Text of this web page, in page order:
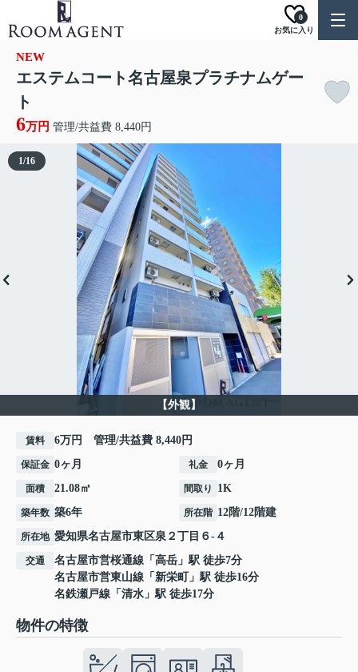
お気に入り
0
NEW
エステムコート名古屋泉プラチナムゲー
ト
6万円 管理/共益費 8,440円
【外観】
1/16
賃料 6万円 管理/共益費 8,440円
保証金 0ヶ月 礼金 0ヶ月
面積 21.08㎡ 間取り 1K
築年数 築6年 所在階 12階/12階建
所在地 愛知県名古屋市東区泉 ２丁目６-４
交通 名古屋市営桜通線 「 高岳 」駅 徒歩7分
名古屋市営東山線 「 新栄町
」駅 徒歩16分
名鉄瀬戸線 「 清水 」駅 徒歩17分
物件の特徴